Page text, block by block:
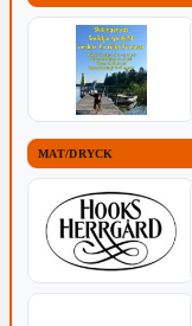
MAT/DRYCK